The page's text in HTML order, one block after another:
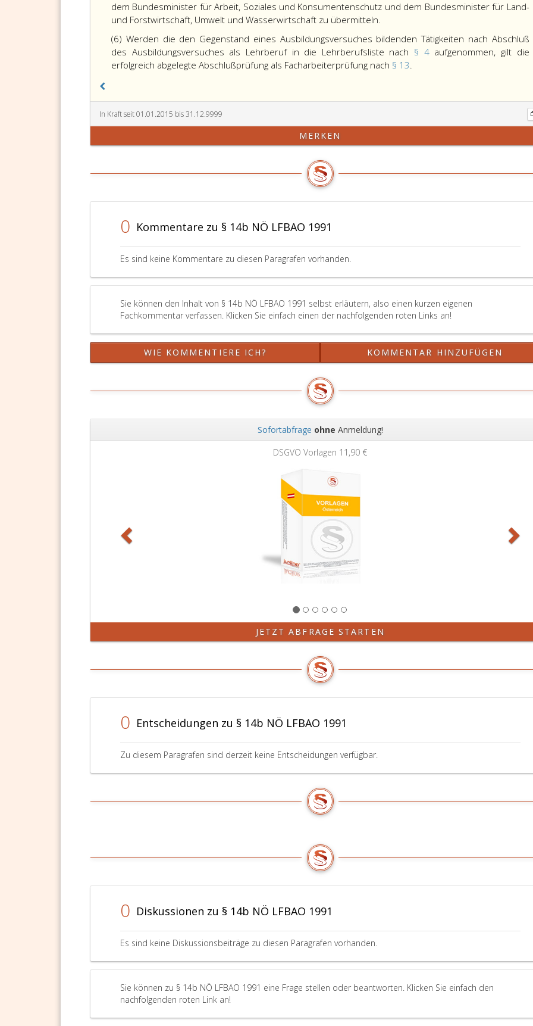
dem Bundesminister für Arbeit, Soziales und Konsumentenschutz und dem Bundesminister für Land-
und Forstwirtschaft, Umwelt und Wasserwirtschaft zu übermitteln.
(6) Werden die den Gegenstand eines Ausbildungsversuches bildenden Tätigkeiten nach Abschluß
des Ausbildungsversuches als Lehrberuf in die Lehrberufsliste nach § 4 aufgenommen, gilt die
erfolgreich abgelegte Abschlußprüfung als Facharbeiterprüfung nach § 13.
In Kraft seit 01.01.2015 bis 31.12.9999
MERKEN
0 Kommentare zu § 14b NÖ LFBAO 1991
Es sind keine Kommentare zu diesen Paragrafen vorhanden.
Sie können den Inhalt von § 14b NÖ LFBAO 1991 selbst erläutern, also einen kurzen eigenen
Fachkommentar verfassen. Klicken Sie einfach einen der nachfolgenden roten Links an!
WIE KOMMENTIERE ICH? KOMMENTAR HINZUFÜGEN
Sofortabfrage ohne Anmeldung!
JETZT ABFRAGE STARTEN
0 Entscheidungen zu § 14b NÖ LFBAO 1991
Zu diesem Paragrafen sind derzeit keine Entscheidungen verfügbar.
0 Diskussionen zu § 14b NÖ LFBAO 1991
Es sind keine Diskussionsbeiträge zu diesen Paragrafen vorhanden.
Sie können zu § 14b NÖ LFBAO 1991 eine Frage stellen oder beantworten. Klicken Sie einfach den
nachfolgenden roten Link an!